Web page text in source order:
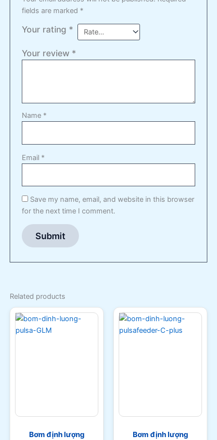
fields are marked *
Your rating *
Your review *
Name *
Email *
Save my name, email, and website in this browser
for the next time I comment.
Related products
Bơm định lượng
Bơm định lượng